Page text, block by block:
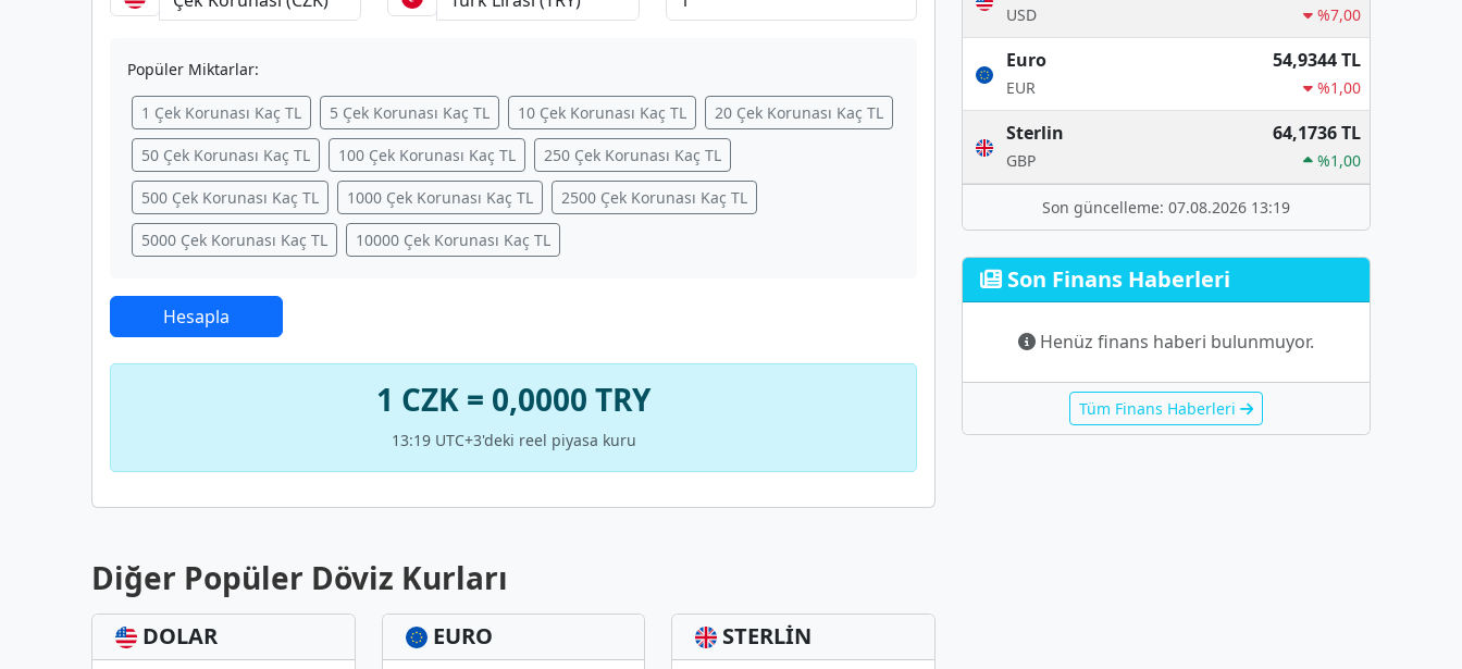
Popüler Miktarlar:
1 Çek Korunası Kaç TL 5 Çek Korunası Kaç TL 10 Çek Korunası Kaç TL 20 Çek Korunası Kaç TL
50 Çek Korunası Kaç TL 100 Çek Korunası Kaç TL 250 Çek Korunası Kaç TL
500 Çek Korunası Kaç TL 1000 Çek Korunası Kaç TL 2500 Çek Korunası Kaç TL
5000 Çek Korunası Kaç TL 10000 Çek Korunası Kaç TL
Hesapla
1 CZK = 0,0000 TRY
13:19 UTC+3'deki reel piyasa kuru
Diğer Popüler Döviz Kurları
DOLAR EURO STERLİN
USD %7,00
Euro
EUR
54,9344 TL
%1,00
Sterlin
GBP
64,1736 TL
%1,00
Son güncelleme: 07.08.2026 13:19
Son Finans Haberleri
Henüz finans haberi bulunmuyor.
Tüm Finans Haberleri